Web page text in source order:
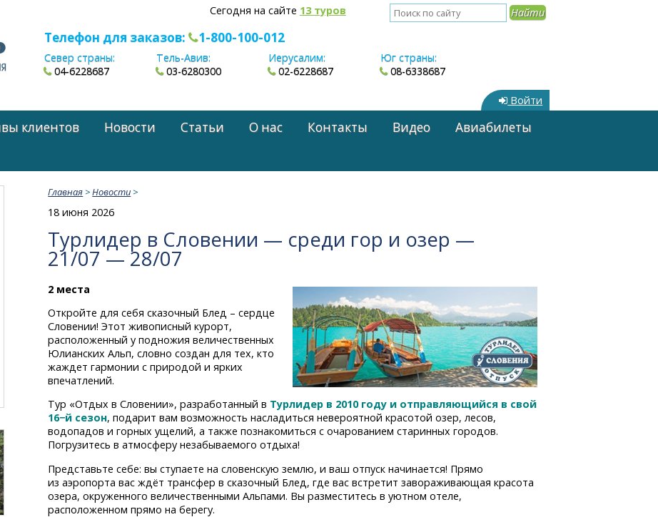
Сегодня на сайте 13 туров
Телефон для заказов: 1-800-100-012
Север страны:
04-6228687
Тель-Авив:
03-6280300
Иерусалим:
02-6228687
Юг страны:
08-6338687
Войти
клиентов Новости Статьи О нас Контакты Видео
Авиабилеты
Главная >Новости >
18 июня 2026
Турлидер в Словении — среди гор и озер —
21/07 — 28/07
2 места
Откройте для себя сказочный Блед – сердце
Словении! Этот живописный курорт,
расположенный у подножия величественных
Юлианских Альп, словно создан для тех, кто
жаждет гармонии с природой и ярких
впечатлений.
Тур «Отдых в Словении», разработанный в Турлидер в 2010 году и отправляющийся в свой
16−й сезон, подарит вам возможность насладиться невероятной красотой озер, лесов,
водопадов и горных ущелий, а также познакомиться с очарованием старинных городов.
Погрузитесь в атмосферу незабываемого отдыха!
Представьте себе: вы ступаете на словенскую землю, и ваш отпуск начинается! Прямо
из аэропорта вас ждёт трансфер в сказочный Блед, где вас встретит завораживающая красота
озера, окруженного величественными Альпами. Вы разместитесь в уютном отеле,
расположенном прямо на берегу.